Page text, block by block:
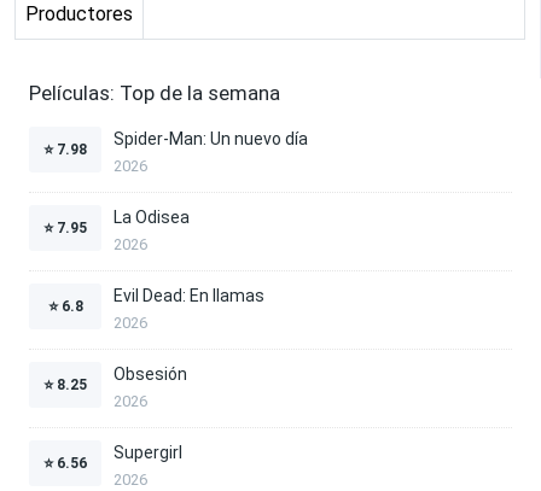
Productores
Películas: Top de la semana
⭐ 7.98
Spider-Man: Un nuevo día
2026
⭐ 7.95
La Odisea
2026
⭐ 6.8
Evil Dead: En llamas
2026
⭐ 8.25
Obsesión
2026
⭐ 6.56
Supergirl
2026